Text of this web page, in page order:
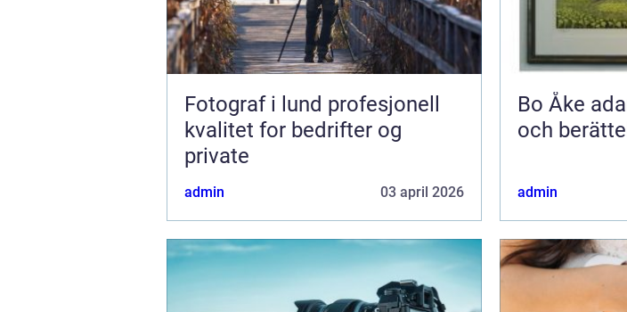
Fotograf i lund profesjonell
kvalitet for bedrifter og
private
admin 03 april 2026
Bo Åke
och
admin